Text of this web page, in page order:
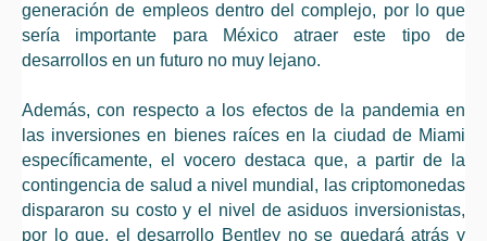
generación de empleos dentro del complejo, por lo que
sería importante para México atraer este tipo de
desarrollos en un futuro no muy lejano.
Además, con respecto a los efectos de la pandemia en
las inversiones en bienes raíces en la ciudad de Miami
específicamente, el vocero destaca que, a partir de la
contingencia de salud a nivel mundial, las criptomonedas
dispararon su costo y el nivel de asiduos inversionistas,
por lo que, el desarrollo Bentley no se quedará atrás y